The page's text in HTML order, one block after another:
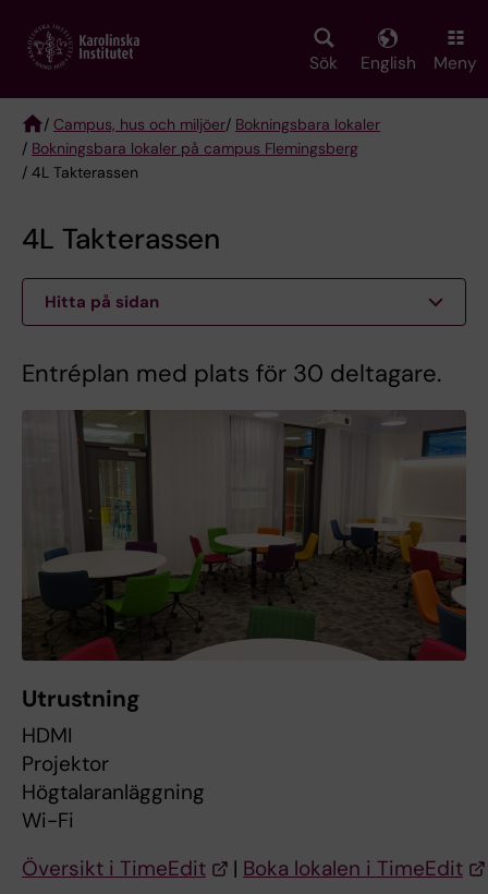
main
Sök English Meny
Breadcrumb
/ Campus, hus och miljöer/ Bokningsbara lokaler
/ Bokningsbara lokaler på campus Flemingsberg
/ 4L Takterassen
4L Takterassen
Hitta på sidan
Entréplan med plats för 30 deltagare.
Utrustning
HDMI
Projektor
Högtalaranläggning
Wi-Fi
Översikt i TimeEdit
| Boka lokalen i TimeEdit